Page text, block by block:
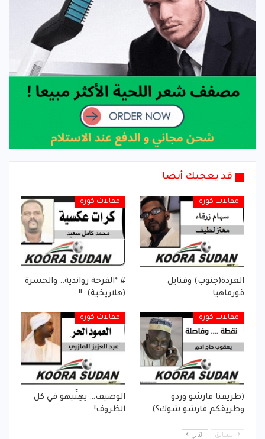
قد يعجبك أيضا
مقالات كورة
العردة(جنوب) وفنايل
قورماهيا
مقالات كورة
# *الفرحة رواندية.. والحسرة
(هلاريخية)..!!
مقالات كورة
(طريقنا فارشو وردو
وطريقكم فارشو شوك؟)
مقالات كورة
الوصيف… نِهِنِّيهو في كل
الظروف!
السابق التالي